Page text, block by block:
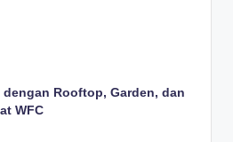
Rooftop, Garden, dan
WFC